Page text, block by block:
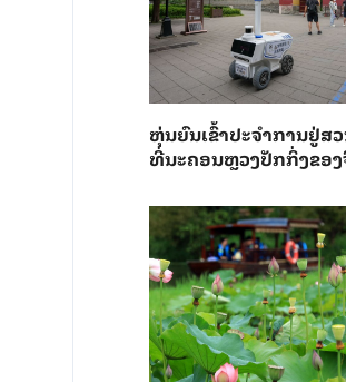
ຫຸ່ນ​ຍົນ​ເຂົ້າ​ປະ​ຈຳ​ການ​ຢູ່​ສ
ທີ່​ນະ​ຄອນຫຼວງ​ປັກ​ກິ່ງ​ຂອ